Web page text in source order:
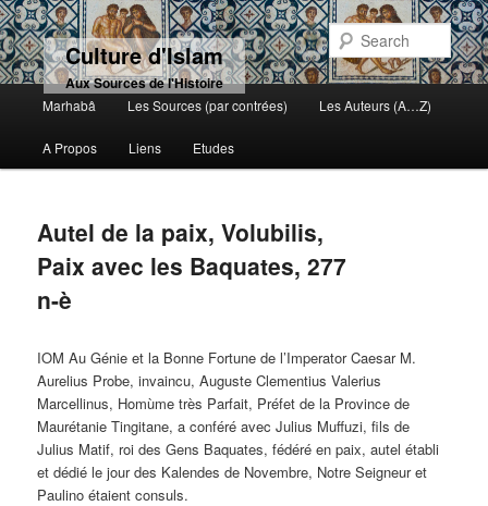
Culture d'Islam
Aux Sources de l'Histoire
Main menu
Skip to primary content
Skip to secondary content
Marhabâ Les Sources (par contrées) Les Auteurs (A…Z)
A Propos Liens Etudes
Autel de la paix, Volubilis,
Paix avec les Baquates, 277
n-è
IOM Au Génie et la Bonne Fortune de l’Imperator Caesar M.
Aurelius Probe, invaincu, Auguste Clementius Valerius
Marcellinus, Homùme très Parfait, Préfet de la Province de
Maurétanie Tingitane, a conféré avec Julius Muffuzi, fils de
Julius Matif, roi des Gens Baquates, fédéré en paix, autel établi
et dédié le jour des Kalendes de Novembre, Notre Seigneur et
Paulino étaient consuls.